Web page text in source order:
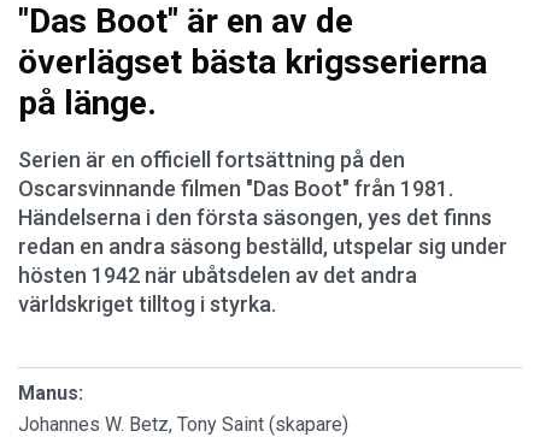
"Das Boot" är en av de
överlägset bästa krigsserierna
på länge.
Serien är en officiell fortsättning på den
Oscarsvinnande filmen "Das Boot" från 1981.
Händelserna i den första säsongen, yes det finns
redan en andra säsong beställd, utspelar sig under
hösten 1942 när ubåtsdelen av det andra
världskriget tilltog i styrka.
Manus:
Johannes W. Betz, Tony Saint (skapare)